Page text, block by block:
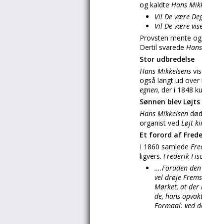
og kaldte Hans
Vil De være
Vil De være
Provsten mente
Dertil svarede
Stor udbredelse
Hans Mikkelsens
også langt ud over
egnen, der i 1848
Sønnen blev
Hans Mikkelsen
organist ved Løjt
Et forord af
I 1860 samlede
ligvers. Frederik
….Foruden
vel drøje
Mørket, at der
de, hans
Formaal: ved